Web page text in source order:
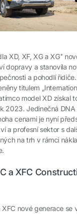
XD, XF, XG a XG⁺
dopravy a stanovila
a pohodlí
titulem
model XD získal
2023. Jedinečná
cenami je nyní
a profesní sektor s
na trh v rámci
a XFC
XFC nové generace se